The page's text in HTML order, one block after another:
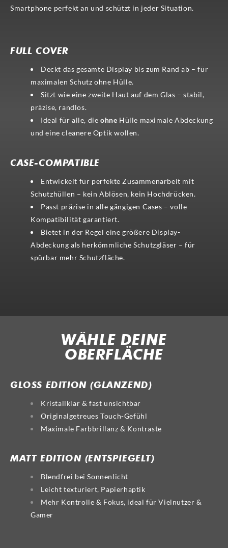
Smartphone perfekt an und schützt in jeder Situation.
FULL COVER
Deckt das gesamte Display bis zum Rand ab – für
maximalen Schutz ohne Hülle.
Sitzt wie eine zweite Haut auf dem Glas – stabil,
präzise, randlos.
Ideal für alle, die ohne Hülle maximale Abdeckung
und eine cleanere Optik wollen.
CASE-COMPATIBLE
Entwickelt für perfekte Zusammenarbeit mit
Schutzhüllen – kein Ablösen, kein Hochdrücken.
Passt präzise in alle gängigen Cases – volle
Kompatibilität garantiert.
Bietet in der Regel eine größere Display-
Abdeckung als herkömmliche Schutzgläser – für
spürbar mehr Schutzfläche.
WÄHLE DEINE
OBERFLÄCHE
GLOSS EDITION (GLÄNZEND)
Kristallklar & fast unsichtbar
Originalgetreues Touch-Gefühl
Maximale Farbbrillanz & Kontraste
MATT EDITION (ENTSPIEGELT)
Blendfrei bei Sonnenlicht
Leicht texturiert, Papierhaptik
Mehr Kontrolle & Fokus, ideal für Vielnutzer &
Gamer